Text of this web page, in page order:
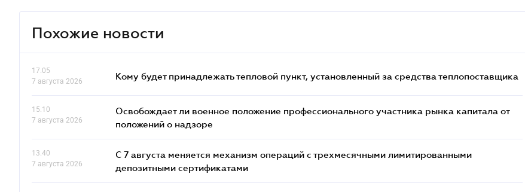
Похожие новости
17.05
7 августа 2026
Кому будет принадлежать тепловой пункт, установленный за средства теплопоставщика
15.10
7 августа 2026
Освобождает ли военное положение профессионального участника рынка капитала от
положений о надзоре
13.40
7 августа 2026
С 7 августа меняется механизм операций с трехмесячными лимитированными
депозитными сертификатами